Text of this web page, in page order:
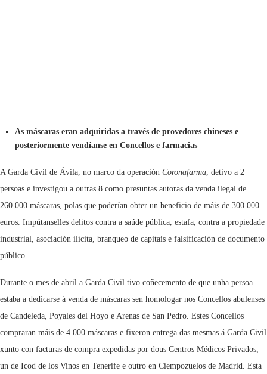
As máscaras eran adquiridas a través de provedores chineses e
posteriormente vendíanse en Concellos e farmacias
A Garda Civil de Ávila, no marco da operación Coronafarma , detivo a 2
persoas e investigou a outras 8 como presuntas autoras da venda ilegal de
260.000 máscaras, polas que poderían obter un beneficio de máis de 300.000
euros. Impútanselles delitos contra a saúde pública, estafa, contra a propiedade
industrial, asociación ilícita, branqueo de capitais e falsificación de documento
público.
Durante o mes de abril a Garda Civil tivo coñecemento de que unha persoa
estaba a dedicarse á venda de máscaras sen homologar nos Concellos abulenses
de Candeleda, Poyales del Hoyo e Arenas de San Pedro. Estes Concellos
compraran máis de 4.000 máscaras e fixeron entrega das mesmas á Garda Civil
xunto con facturas de compra expedidas por dous Centros Médicos Privados,
un de Icod de los Vinos en Tenerife e outro en Ciempozuelos de Madrid. Esta